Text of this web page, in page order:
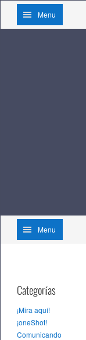
Menu
Menu
Categorías
¡Mira aquí!
¡oneShot!
Comunicando